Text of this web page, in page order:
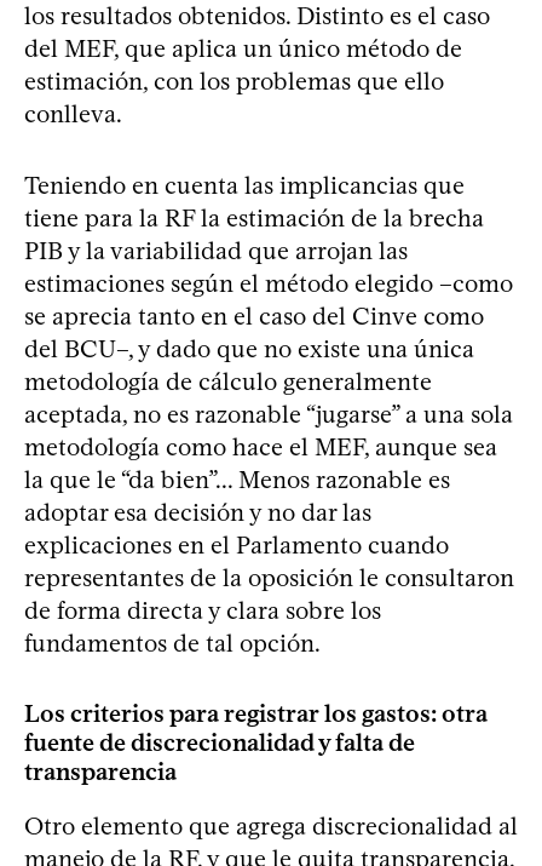
los resultados obtenidos. Distinto es el caso
del MEF, que aplica un único método de
estimación, con los problemas que ello
conlleva.
Teniendo en cuenta las implicancias que
tiene para la RF la estimación de la brecha
PIB y la variabilidad que arrojan las
estimaciones según el método elegido –como
se aprecia tanto en el caso del Cinve como
del BCU–, y dado que no existe una única
metodología de cálculo generalmente
aceptada, no es razonable “jugarse” a una sola
metodología como hace el MEF, aunque sea
la que le “da bien”... Menos razonable es
adoptar esa decisión y no dar las
explicaciones en el Parlamento cuando
representantes de la oposición le consultaron
de forma directa y clara sobre los
fundamentos de tal opción.
Los criterios para registrar los gastos: otra
fuente de discrecionalidad y falta de
transparencia
Otro elemento que agrega discrecionalidad al
manejo de la RF, y que le quita transparencia,